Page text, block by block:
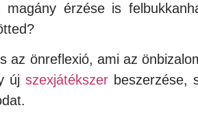
érzése is
az önreflexió, ami az
új szexjátékszer beszerzése,